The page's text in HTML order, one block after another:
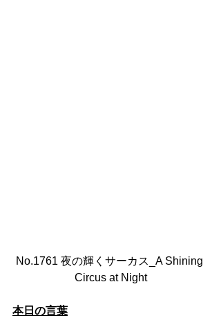
No.1761 夜の輝くサーカス_A Shining
Circus at Night
本日の言葉